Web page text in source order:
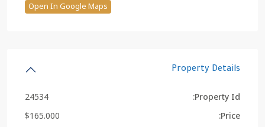
Open In Google Maps
Property Details
Property Id:
24534
Price:
$165.000